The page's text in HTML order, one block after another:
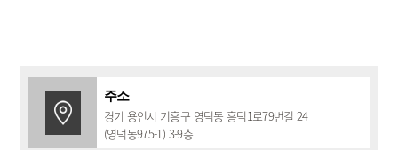
주소
경기 용인시 기흥구 영덕동 흥덕1로79번길 24
(영덕동975-1) 3-9층